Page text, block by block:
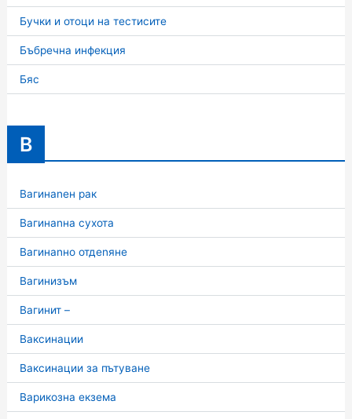
Бучки и отоци на тестисите
Бъбречна инфекция
Бяс
В
Вагинаnен рак
Вагинаnна сухота
Вагинаnно отдеnяне
Вагинизъм
Вагинит –
Ваксинации
Ваксинации за пътуване
Варикозна екзема